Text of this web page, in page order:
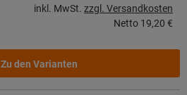
inkl. MwSt. zzgl. Versandkosten
Netto 19,20 €
Zu den Varianten